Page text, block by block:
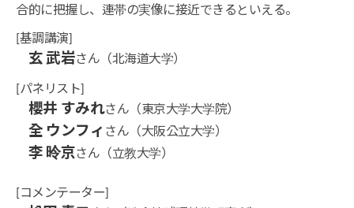
合的に把握し、連帯の実像に接近できるといえる。
[基調講演]
玄 武岩さん（北海道大学）
[パネリスト]
櫻井 すみれさん（東京大学大学院）
全 ウンフィ さん（大阪公立大学）
李 昤京さん（立教大学）
[コメンテーター]